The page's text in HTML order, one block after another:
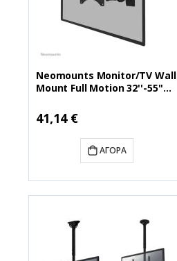
Neomounts Monitor/TV Wall
Mount Full Motion 32''-55''
Ειδική
Τιμή
41,14 €
ΑΓΟΡΆ